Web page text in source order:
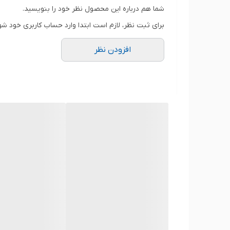
شما هم درباره این محصول نظر خود را بنویسید.
برای ثبت نظر، لازم است ابتدا وارد حساب کاربری خود
افزودن نظر